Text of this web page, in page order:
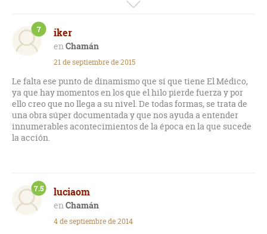
Un gran foco migratorio que supuso la única salida para
muchos, y que también fue conocido con el sobrenombre de
"La conquista del Oeste".
Bajo esa tierras agrestes, el protagonista tratará de hacerse
un nombre entre sus convecinos, mostrando sus grandes
dotes curatorias y sanadoras que ya tenían sus anteriores
antepasados.
La novela es entretenidísima y está muy bien documentada.
Recoge con sumo cuidado las peculiares relaciones entre el
Aparece también de forma muy sobresaliente y
pormenorizada la Guerra de Secesión norteamericana. Un
terrible conflicto entre hermanos que ocasionó mucha
fracturas emocionales y una gran pérdida de oportunidades
y de vidas humanas.
iker
Chamán
7
21 de septiembre de 2015
Le falta ese punto de dinamismo que sí que tiene El Médico,
ya que hay momentos en los que el hilo pierde fuerza y por
ello creo que no llega a su nivel. De todas formas, se trata de
una obra súper documentada y que nos ayuda a entender
innumerables acontecimientos de la época en la que sucede
la acción.
luciaom
Chamán
7.5
4 de septiembre de 2014